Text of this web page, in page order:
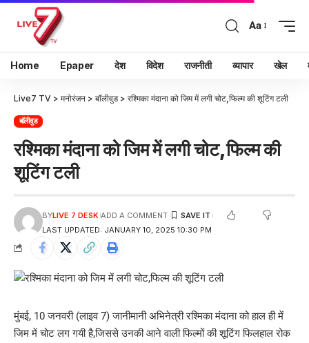
Aa
Home Epaper देश विदेश राजनीती व्यापार खेल
Live7 TV > मनोरंजन > बॉलीवुड> रश्मिका मंदाना को जिम में लगी चोट,फिल्म की शूटिंग टली
बॉलीवुड
रश्मिका मंदाना को जिम में लगी चोट,फिल्म की
शूटिंग टली
LAST UPDATED: JANUARY 10, 2025 10:30 PM
BYLIVE 7 DESK ADD A COMMENT
मुंबई, 10 जनवरी (लाइव 7) जानीमानी अभिनेत्री रश्मिका मंदाना को हाल ही में
जिम में चोट लग गयी है,जिससे उनकी आने वाली फिल्मों की शूटिंग फिलहाल रोक